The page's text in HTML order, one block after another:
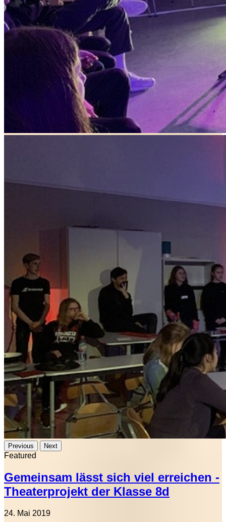
Previous Next
Featured
Gemeinsam lässt sich viel erreichen -
Theaterprojekt der Klasse 8d
24. Mai 2019